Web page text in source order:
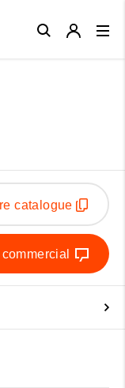
catalogue
Close